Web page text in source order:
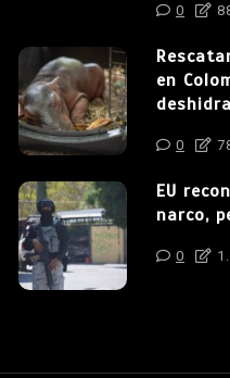
0
en
0
EU
narco,
0